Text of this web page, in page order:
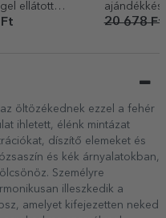
ellátott
A hála
20 678 Ft
öltözékednek ezzel a fehér
ihletett, élénk mintázat
díszítő elemeket és
és kék árnyalatokban,
Személyre
illeszkedik a
amelyet kifejezetten neked